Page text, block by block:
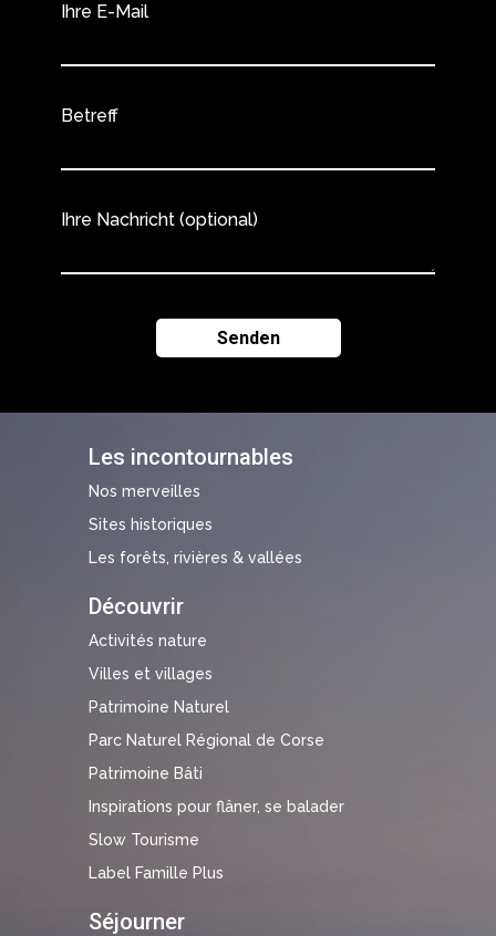
Les incontournables
Nos merveilles
Sites historiques
Les forêts, rivières & vallées
Découvrir
Activités nature
Villes et villages
Patrimoine Naturel
Parc Naturel Régional de Corse
Patrimoine Bâti
Inspirations pour flâner, se balader
Slow Tourisme
Label Famille Plus
Séjourner
Ihre E-Mail
Betreff
Ihre Nachricht (optional)